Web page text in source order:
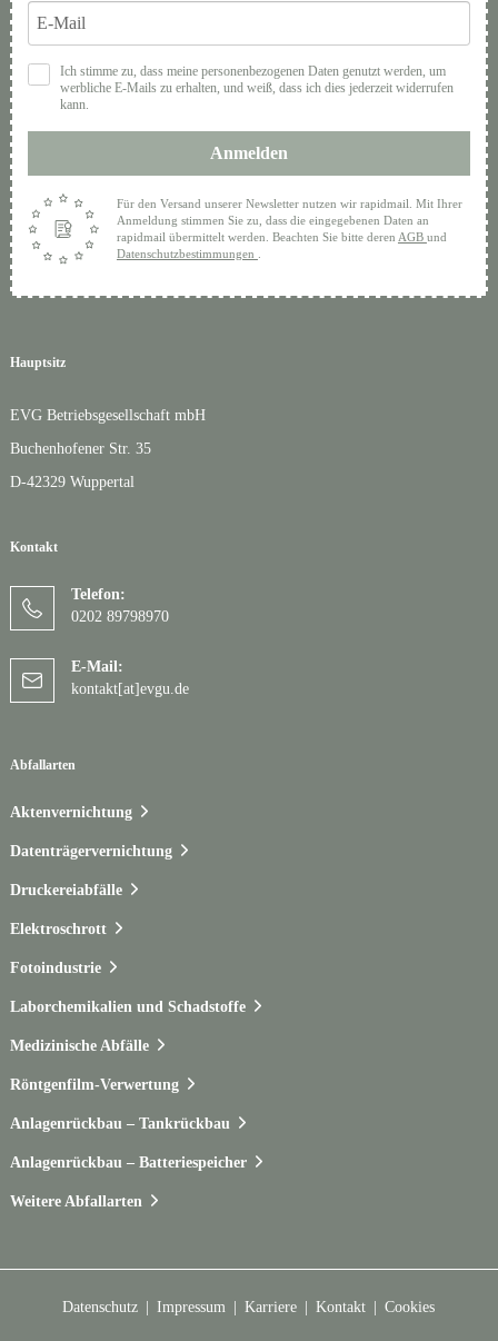
Hauptsitz
EVG Betriebsgesellschaft mbH
Buchenhofener Str. 35
D-42329 Wuppertal
Kontakt
Telefon:
0202 89798970
E-Mail:
kontakt[at]evgu.de
Abfallarten
Aktenvernichtung
Datenträgervernichtung
Druckereiabfälle
Elektroschrott
Fotoindustrie
Laborchemikalien und Schadstoffe
Medizinische Abfälle
Röntgenfilm-Verwertung
Anlagenrückbau – Tankrückbau
Anlagenrückbau – Batteriespeicher
Weitere Abfallarten
Ich stimme zu, dass meine personenbezogenen Daten genutzt werden, um
werbliche E-Mails zu erhalten, und weiß, dass ich dies jederzeit widerrufen
kann.
Anmelden
Für den Versand unserer Newsletter nutzen wir rapidmail. Mit Ihrer
Anmeldung stimmen Sie zu, dass die eingegebenen Daten an
rapidmail übermittelt werden. Beachten Sie bitte deren AGB und
Datenschutzbestimmungen
Datenschutz Impressum Karriere Kontakt Cookies